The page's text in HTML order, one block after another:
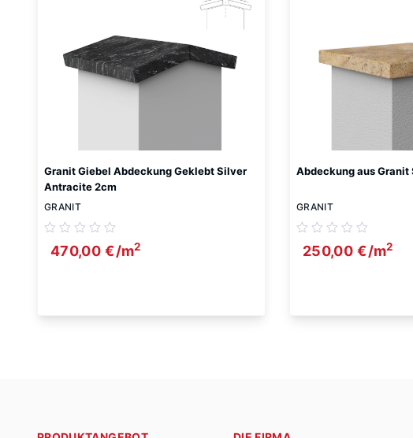
Granit Giebel Abdeckung Geklebt Silver
Antracite 2cm
GRANIT
470,00 €/m2
Abdeckung aus Granit
GRANIT
250,00 €/m2